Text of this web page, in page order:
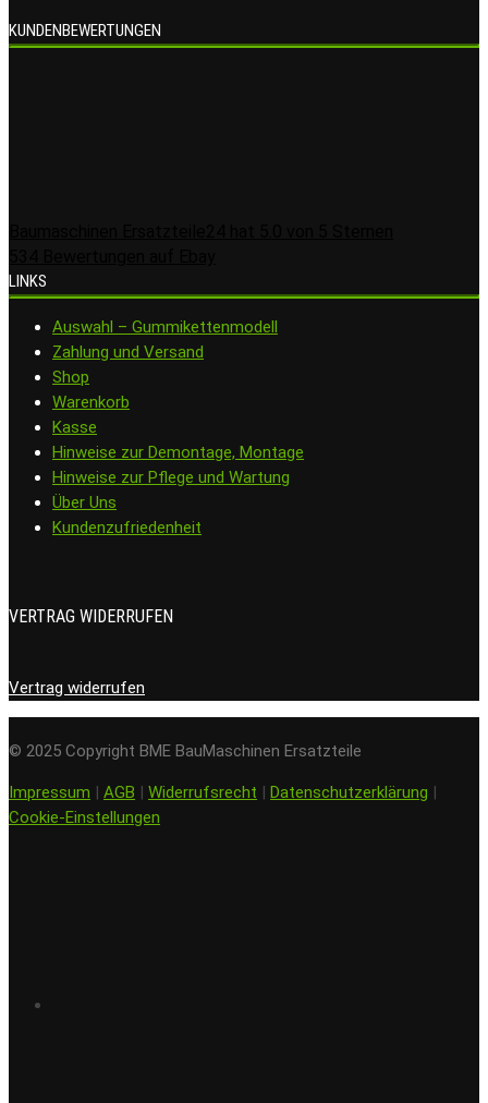
KUNDENBEWERTUNGEN
LINKS
Auswahl – Gummikettenmodell
Zahlung und Versand
Shop
Warenkorb
Kasse
Hinweise zur Demontage, Montage
Hinweise zur Pflege und Wartung
Über Uns
Kundenzufriedenheit
VERTRAG WIDERRUFEN
Vertrag widerrufen
© 2025 Copyright BME BauMaschinen Ersatzteile
Impressum | AGB | Widerrufsrecht | Datenschutzerklärung |
Cookie-Einstellungen